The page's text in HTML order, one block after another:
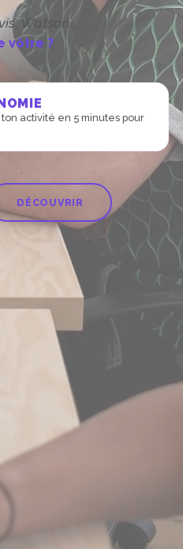
Watson…
vôtre ?
activité en 5 minutes pour
DÉCOUVRIR